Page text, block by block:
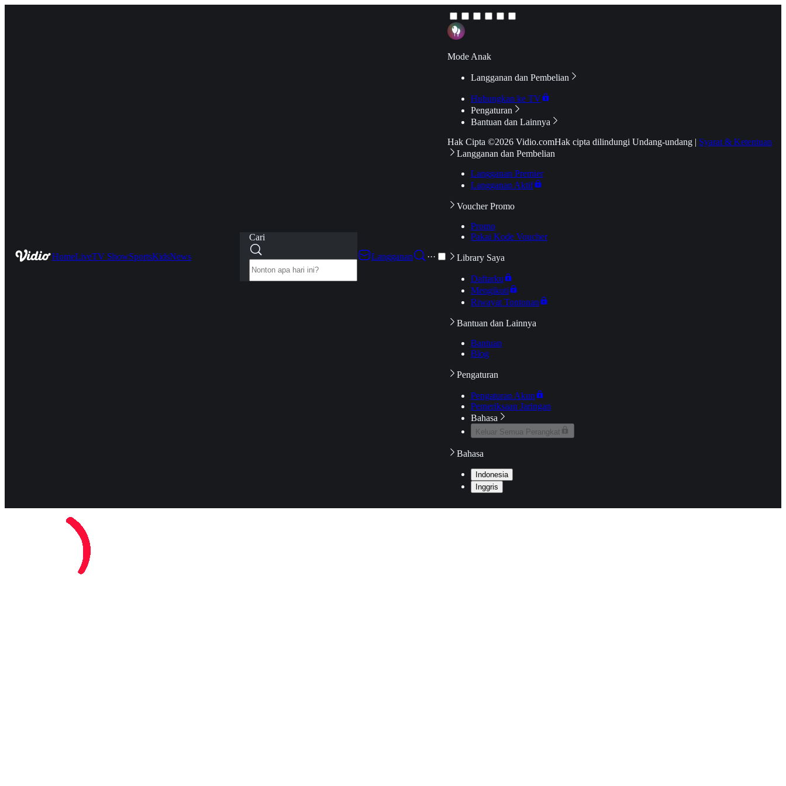
HomeLiveTV ShowSportsKidsNews
Cari
Langganan
···
Mode Anak
Langganan dan Pembelian
Hubungkan ke TV
Pengaturan
Bantuan dan Lainnya
Hak Cipta ©2026 Vidio.comHak cipta dilindungi Undang-undang | Syarat & Ketentuan
Langganan dan Pembelian
Langganan Premier
Langganan Aktif
Voucher Promo
Promo
Pakai Kode Voucher
Library Saya
Daftarku
Mengikuti
Riwayat Tontonan
Bantuan dan Lainnya
Bantuan
Blog
Pengaturan
Pengaturan Akun
Pemeriksaan Jaringan
Bahasa
Keluar Semua Perangkat
Bahasa
Indonesia
Inggris